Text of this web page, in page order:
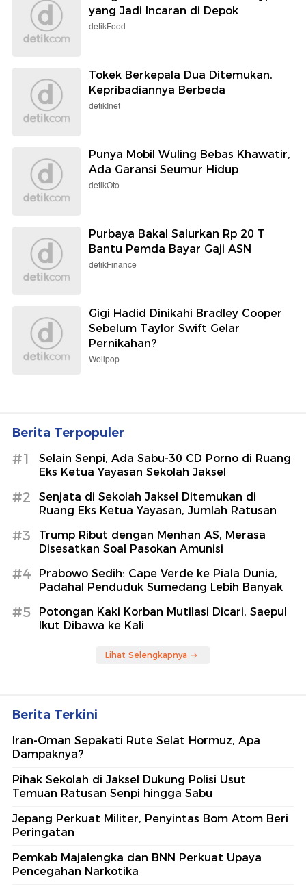
yang Jadi Incaran di Depok
detikFood
Tokek Berkepala Dua Ditemukan,
Kepribadiannya Berbeda
detikInet
Punya Mobil Wuling Bebas Khawatir,
Ada Garansi Seumur Hidup
detikOto
Purbaya Bakal Salurkan Rp 20 T
Bantu Pemda Bayar Gaji ASN
detikFinance
Gigi Hadid Dinikahi Bradley Cooper
Sebelum Taylor Swift Gelar
Pernikahan?
Wolipop
Berita Terpopuler
#1
Selain Senpi, Ada Sabu-30 CD Porno di Ruang
Eks Ketua Yayasan Sekolah Jaksel
#2
Senjata di Sekolah Jaksel Ditemukan di
Ruang Eks Ketua Yayasan, Jumlah Ratusan
#3
Trump Ribut dengan Menhan AS, Merasa
Disesatkan Soal Pasokan Amunisi
#4
Prabowo Sedih: Cape Verde ke Piala Dunia,
Padahal Penduduk Sumedang Lebih Banyak
#5
Potongan Kaki Korban Mutilasi Dicari, Saepul
Ikut Dibawa ke Kali
Lihat Selengkapnya
Berita Terkini
Iran-Oman Sepakati Rute Selat Hormuz, Apa
Dampaknya?
Pihak Sekolah di Jaksel Dukung Polisi Usut
Temuan Ratusan Senpi hingga Sabu
Jepang Perkuat Militer, Penyintas Bom Atom Beri
Peringatan
Pemkab Majalengka dan BNN Perkuat Upaya
Pencegahan Narkotika